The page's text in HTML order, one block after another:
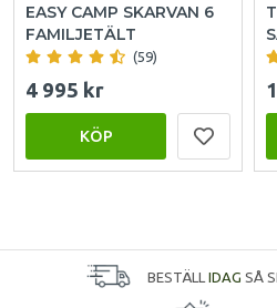
EASY CAMP SKARVAN 6
FAMILJETÄLT
(59)
4 995 kr
KÖP
BESTÄLL IDAG SÅ